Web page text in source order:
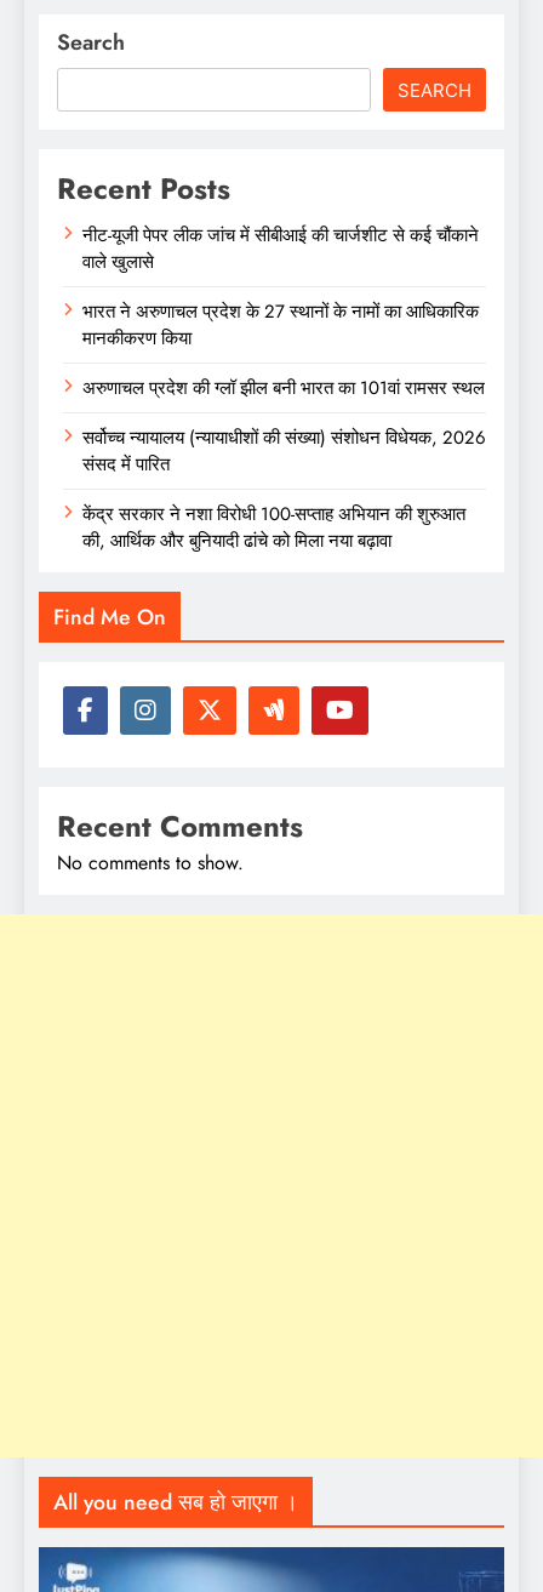
Search
SEARCH
Recent Posts
नीट-यूजी पेपर लीक जांच में सीबीआई की चार्जशीट से कई चौंकाने
वाले खुलासे
भारत ने अरुणाचल प्रदेश के 27 स्थानों के नामों का आधिकारिक
मानकीकरण किया
अरुणाचल प्रदेश की ग्लॉ झील बनी भारत का 101वां रामसर स्थल
सर्वोच्च न्यायालय (न्यायाधीशों की संख्या) संशोधन विधेयक, 2026
संसद में पारित
केंद्र सरकार ने नशा विरोधी 100-सप्ताह अभियान की शुरुआत
की, आर्थिक और बुनियादी ढांचे को मिला नया बढ़ावा
Find Me On
Recent Comments
No comments to show.
All you need सब हो जाएगा ।